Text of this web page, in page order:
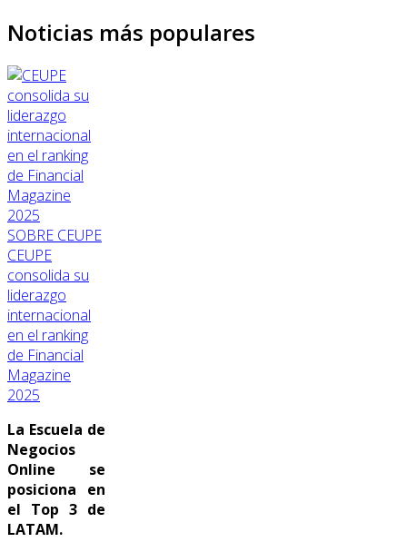
Noticias más populares
SOBRE CEUPE
CEUPE
consolida su
liderazgo
internacional
en el ranking
de Financial
Magazine
2025
La Escuela de
Negocios
Online se
posiciona en
el Top 3 de
LATAM.